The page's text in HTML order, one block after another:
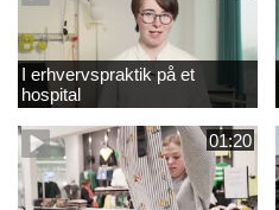
I erhvervspraktik på et
hospital
01:20